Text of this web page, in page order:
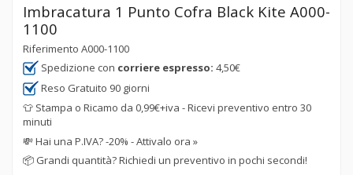
Imbracatura 1 Punto Cofra Black Kite A000-
1100
Riferimento A000-1100
Spedizione con corriere espresso: 4,50€
Reso Gratuito 90 giorni
👕 Stampa o Ricamo da 0,99€+iva - Ricevi preventivo entro 30
minuti
💸Hai una P.IVA? -20% - Attivalo ora »
📦 Grandi quantità? Richiedi un preventivo in pochi secondi!